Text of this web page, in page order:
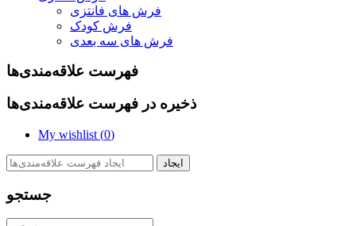
فرش های فانتزی
فرش کودک
فرش های سه بعدی
فهرست علاقه‌مندی‌ها
ذخیره در فهرست علاقه‌مندی‌ها
My wishlist (0)
ایجاد
جستجو